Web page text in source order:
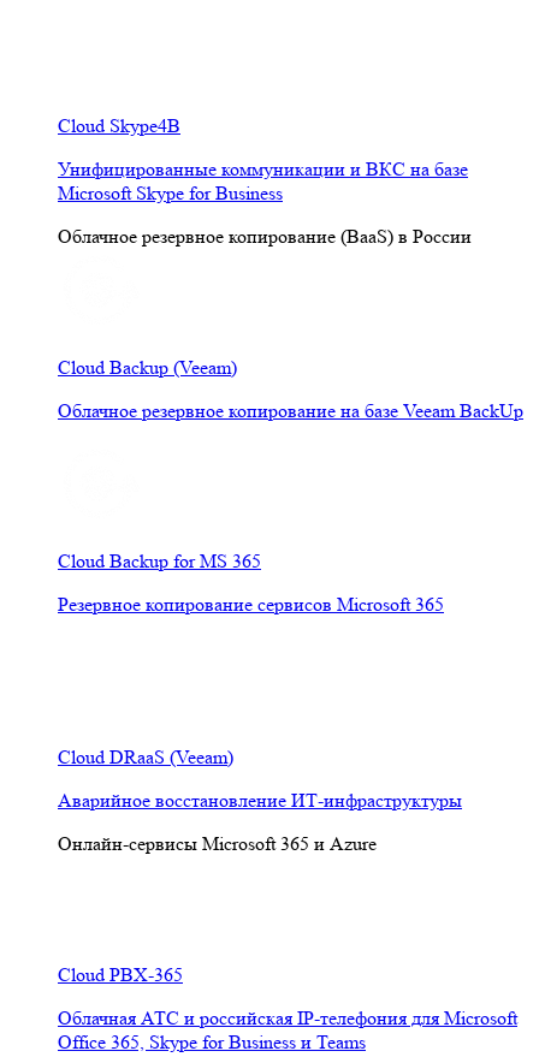
Cloud Skype4B
Унифицированные коммуникации и ВКС на базе
Microsoft Skype for Business
Облачное резервное копирование (BaaS) в России
Cloud Backup (Veeam)
Облачное резервное копирование на базе Veeam BackUp
Cloud Backup for MS 365
Резервное копирование сервисов Microsoft 365
Cloud DRaaS (Veeam)
Аварийное восстановление ИТ-инфраструктуры
Онлайн-сервисы Microsoft 365 и Azure
Cloud PBX-365
Облачная АТС и российская IP-телефония для Microsoft
Office 365, Skype for Business и Teams